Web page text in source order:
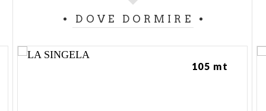
DOVE DORMIRE
105 mt